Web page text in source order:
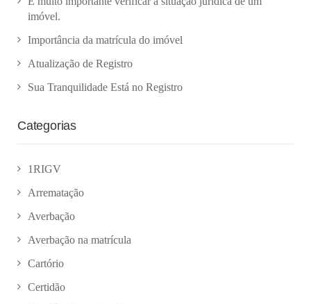
imóvel.
Importância da matrícula do imóvel
Atualização de Registro
Sua Tranquilidade Está no Registro
Categorias
1RIGV
Arrematação
Averbação
Averbação na matrícula
Cartório
Certidão